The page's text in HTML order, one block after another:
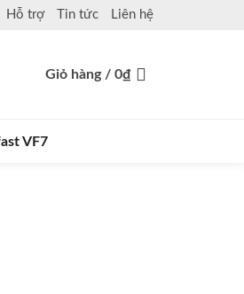
Hỗ trợ Tin tức Liên hệ
Giỏ hàng / 0₫
VF7